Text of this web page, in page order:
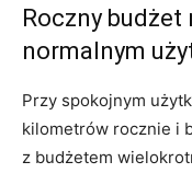
Roczny budżet
normalnym
Przy spokojnym
kilometrów rocznie i
z budżetem